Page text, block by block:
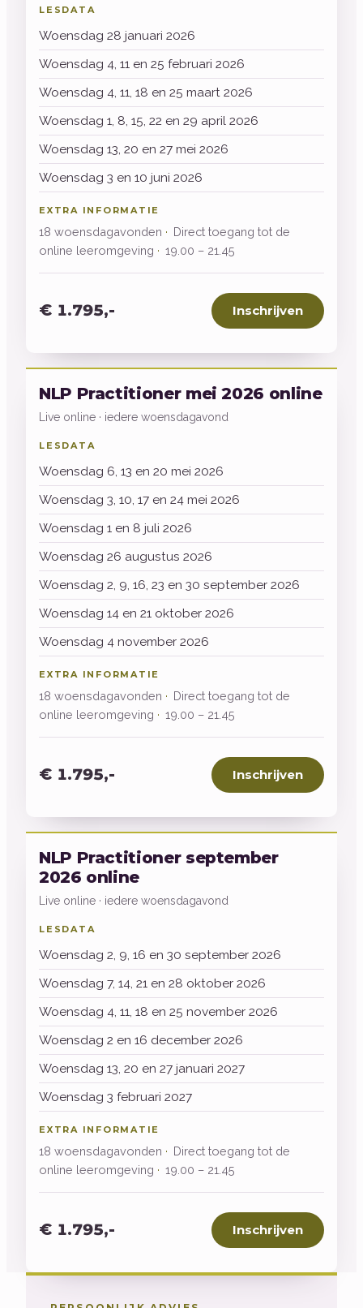
LESDATA
Woensdag 28 januari 2026
Woensdag 4, 11 en 25 februari 2026
Woensdag 4, 11, 18 en 25 maart 2026
Woensdag 1, 8, 15, 22 en 29 april 2026
Woensdag 13, 20 en 27 mei 2026
Woensdag 3 en 10 juni 2026
EXTRA INFORMATIE
18 woensdagavonden
Direct toegang tot de
online leeromgeving
19.00 – 21.45
€ 1.795,- Inschrijven
NLP Practitioner mei 2026 online
Live online · iedere woensdagavond
LESDATA
Woensdag 6, 13 en 20 mei 2026
Woensdag 3, 10, 17 en 24 mei 2026
Woensdag 1 en 8 juli 2026
Woensdag 26 augustus 2026
Woensdag 2, 9, 16, 23 en 30 september 2026
Woensdag 14 en 21 oktober 2026
Woensdag 4 november 2026
EXTRA INFORMATIE
18 woensdagavonden
Direct toegang tot de
online leeromgeving
19.00 – 21.45
€ 1.795,- Inschrijven
NLP Practitioner september
2026 online
Live online · iedere woensdagavond
LESDATA
Woensdag 2, 9, 16 en 30 september 2026
Woensdag 7, 14, 21 en 28 oktober 2026
Woensdag 4, 11, 18 en 25 november 2026
Woensdag 2 en 16 december 2026
Woensdag 13, 20 en 27 januari 2027
Woensdag 3 februari 2027
EXTRA INFORMATIE
18 woensdagavonden
Direct toegang tot de
online leeromgeving
19.00 – 21.45
€ 1.795,- Inschrijven